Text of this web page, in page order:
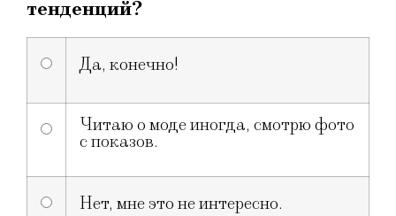
тенденций?
Да, конечно!
Читаю о моде иногда, смотрю фото
с показов.
Нет, мне это не интересно.